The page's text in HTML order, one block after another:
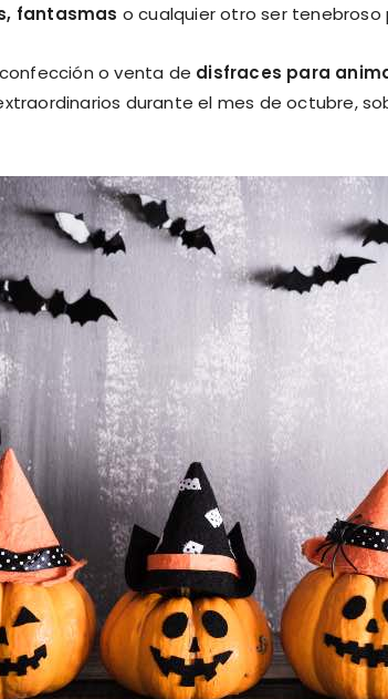
fantasmas o cualquier otro ser tenebroso
o venta de disfraces para
durante el mes de octubre,